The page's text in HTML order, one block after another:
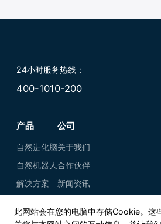
24小时服务热线：
400-1010-200
产品
自然进化脑
自然机器人
解决方案
公司
关于我们
合作伙伴
新闻资讯
此网站会在您的电脑中存储Cookie。这